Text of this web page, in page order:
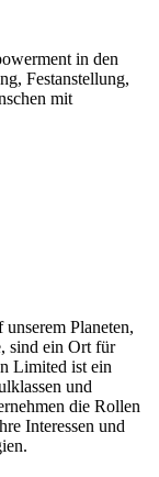
in den
Festanstellung,
mit
Planeten,
sind ein Ort für
Limited ist ein
und
die Rollen
Interessen und